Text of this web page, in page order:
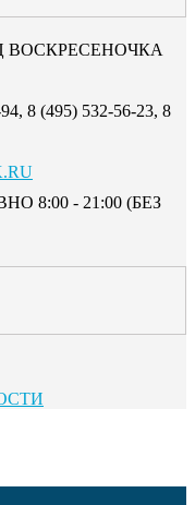
ВОСКРЕСЕНОЧКА
8 (495) 532-56-23, 8
8:00 - 21:00 (БЕЗ